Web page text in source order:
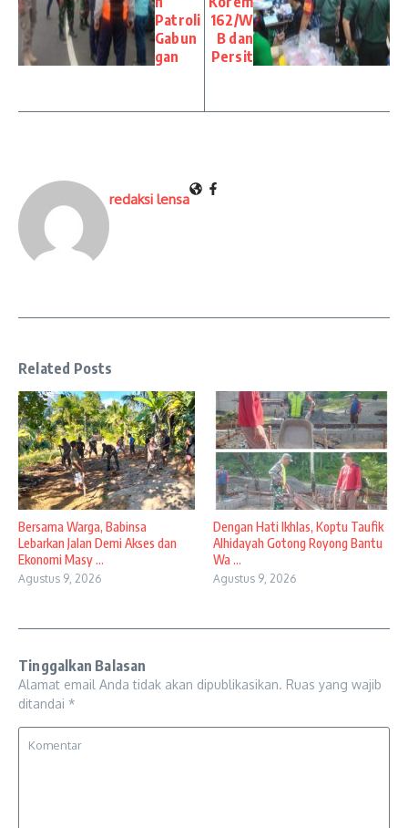
Patroli
Gabun
gan
162/W
B dan
Persit
redaksi lensa
Related Posts
Bersama Warga, Babinsa
Lebarkan Jalan Demi Akses dan
Ekonomi Masy ...
Agustus 9, 2026
Dengan Hati Ikhlas, Koptu Taufik
Alhidayah Gotong Royong Bantu
Wa ...
Agustus 9, 2026
Tinggalkan Balasan
Alamat email Anda tidak akan dipublikasikan. Ruas yang wajib
ditandai *